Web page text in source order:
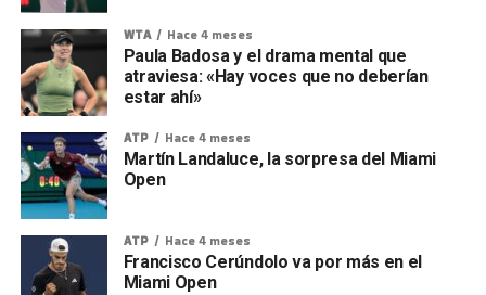
WTA Hace 4 meses
Paula Badosa y el drama mental que
atraviesa: «Hay voces que no deberían
estar ahí»
ATP Hace 4 meses
Martín Landaluce, la sorpresa del Miami
Open
ATP Hace 4 meses
Francisco Cerúndolo va por más en el
Miami Open